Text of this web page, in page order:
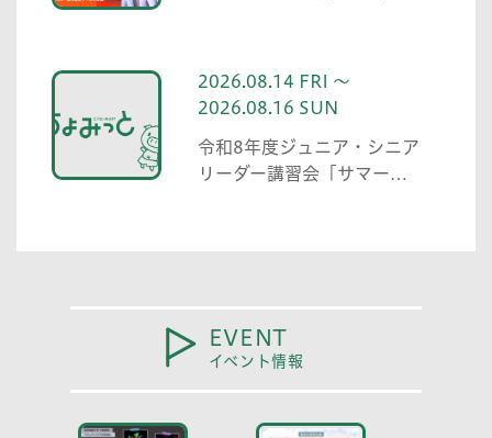
2026.08.14 FRI ～
2026.08.16 SUN
令和8年度ジュニア・シニア
リーダー講習会「サマーキ
EVENT
イベント情報